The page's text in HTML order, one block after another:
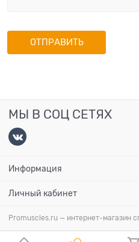
МЫ В СОЦ СЕТЯХ
Информация
Личный кабинет
Promuscles.ru — интернет-магазин